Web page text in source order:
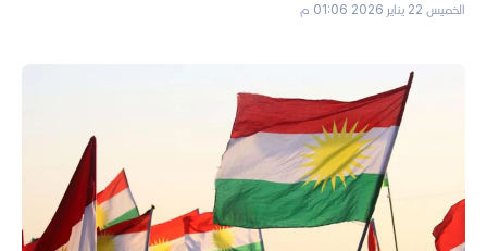
الخميس 22 يناير 2026 01:06 م